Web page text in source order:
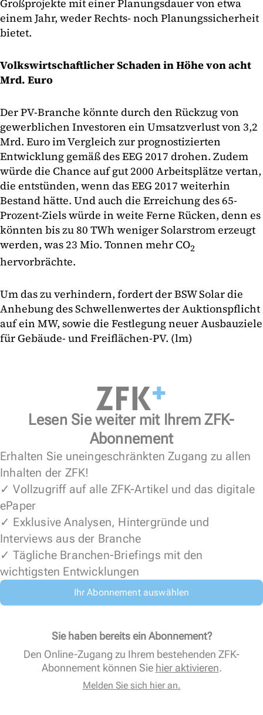
Großprojekte mit einer Planungsdauer von etwa
einem Jahr, weder Rechts- noch Planungssicherheit
bietet.
Volkswirtschaftlicher Schaden in Höhe von acht
Mrd. Euro
Der PV-Branche könnte durch den Rückzug von
gewerblichen Investoren ein Umsatzverlust von 3,2
Mrd. Euro im Vergleich zur prognostizierten
Entwicklung gemäß des EEG 2017 drohen. Zudem
würde die Chance auf gut 2000 Arbeitsplätze vertan,
die entstünden, wenn das EEG 2017 weiterhin
Bestand hätte. Und auch die Erreichung des 65-
Prozent-Ziels würde in weite Ferne Rücken, denn es
könnten bis zu 80 TWh weniger Solarstrom erzeugt
werden, was 23 Mio. Tonnen mehr CO2
hervorbrächte.
Um das zu verhindern, fordert der BSW Solar die
Anhebung des Schwellenwertes der Auktionspflicht
auf ein MW, sowie die Festlegung neuer Ausbauziele
für Gebäude- und Freiflächen-PV. (lm)
Lesen Sie weiter mit Ihrem ZFK-
Abonnement
Erhalten Sie uneingeschränkten Zugang zu allen
Inhalten der ZFK!
✓ Vollzugriff auf alle ZFK-Artikel und das digitale
ePaper
✓ Exklusive Analysen, Hintergründe und
Interviews aus der Branche
✓ Tägliche Branchen-Briefings mit den
wichtigsten Entwicklungen
Ihr Abonnement auswählen
Sie haben bereits ein Abonnement?
Den Online-Zugang zu Ihrem bestehenden ZFK-
Abonnement können Sie hier aktivieren.
Melden Sie sich hier an.